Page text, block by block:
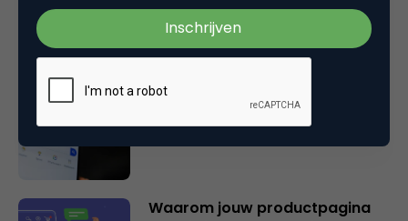
internet fundamenteel
Waarom jouw productpagina